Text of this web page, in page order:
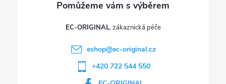
EC-ORIGINAL
eshop@ec-original.cz
+420 722 544 550